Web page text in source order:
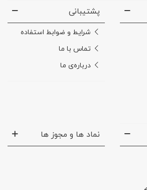
پشتیبانی
شرایط و ضوابط استفاده
تماس با ما
درباره‌ی ما
نماد ها و مجوز ها